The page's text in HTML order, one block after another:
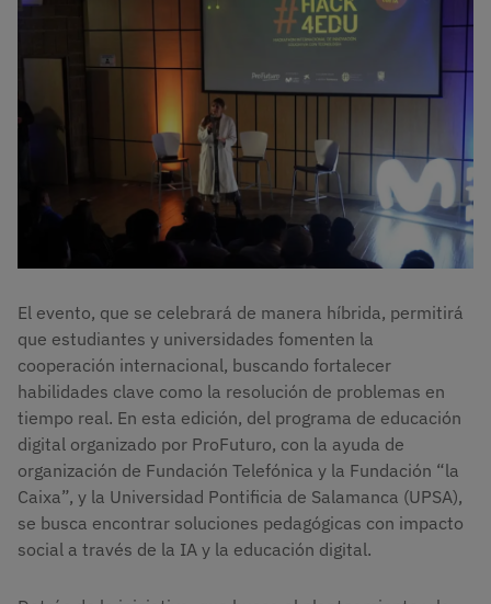
El evento, que se celebrará de manera híbrida, permitirá
que estudiantes y universidades fomenten la
cooperación internacional, buscando fortalecer
habilidades clave como la resolución de problemas en
tiempo real. En esta edición, del programa de educación
digital organizado por ProFuturo, con la ayuda de
organización de Fundación Telefónica y la Fundación “la
Caixa”, y la Universidad Pontificia de Salamanca (UPSA),
se busca encontrar soluciones pedagógicas con impacto
social a través de la IA y la educación digital.